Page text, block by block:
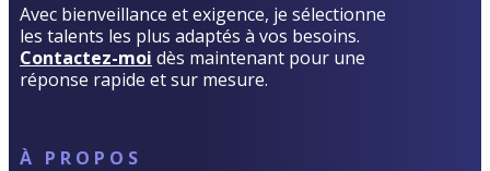
Avec bienveillance et exigence, je sélectionne
les talents les plus adaptés à vos besoins.
Contactez-moi dès maintenant pour une
réponse rapide et sur mesure.
À PROPOS